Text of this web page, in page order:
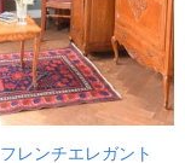
フレンチエレガント